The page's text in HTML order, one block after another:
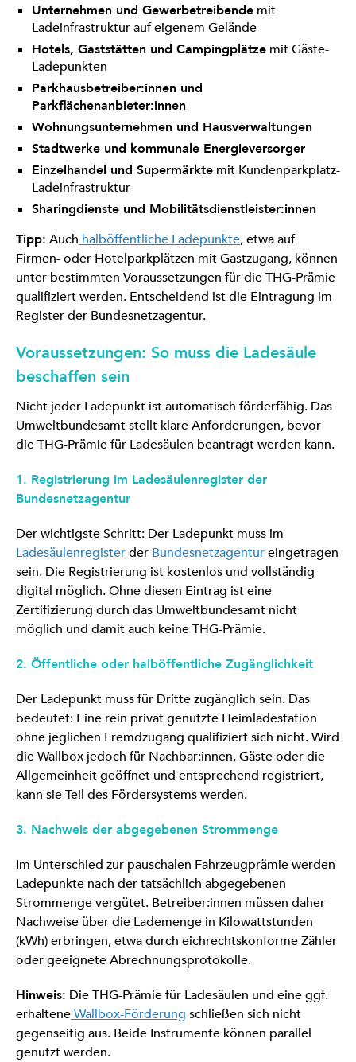
Unternehmen und Gewerbetreibende mit
Ladeinfrastruktur auf eigenem Gelände
Hotels, Gaststätten und Campingplätze mit Gäste-
Ladepunkten
Parkhausbetreiber:innen und
Parkflächenanbieter:innen
Wohnungsunternehmen und Hausverwaltungen
Stadtwerke und kommunale Energieversorger
Einzelhandel und Supermärkte mit Kundenparkplatz-
Ladeinfrastruktur
Sharingdienste und Mobilitätsdienstleister:innen
Tipp: Auch halböffentliche Ladepunkte, etwa auf
Firmen- oder Hotelparkplätzen mit Gastzugang, können
unter bestimmten Voraussetzungen für die THG-Prämie
qualifiziert werden. Entscheidend ist die Eintragung im
Register der Bundesnetzagentur.
Voraussetzungen: So muss die Ladesäule
beschaffen sein
Nicht jeder Ladepunkt ist automatisch förderfähig. Das
Umweltbundesamt stellt klare Anforderungen, bevor
die THG-Prämie für Ladesäulen beantragt werden kann.
1. Registrierung im Ladesäulenregister der
Bundesnetzagentur
Der wichtigste Schritt: Der Ladepunkt muss im
Ladesäulenregisterder Bundesnetzagentureingetragen
sein. Die Registrierung ist kostenlos und vollständig
digital möglich. Ohne diesen Eintrag ist eine
Zertifizierung durch das Umweltbundesamt nicht
möglich und damit auch keine THG-Prämie.
2. Öffentliche oder halböffentliche Zugänglichkeit
Der Ladepunkt muss für Dritte zugänglich sein. Das
bedeutet: Eine rein privat genutzte Heimladestation
ohne jeglichen Fremdzugang qualifiziert sich nicht. Wird
die Wallbox jedoch für Nachbar:innen, Gäste oder die
Allgemeinheit geöffnet und entsprechend registriert,
kann sie Teil des Fördersystems werden.
3. Nachweis der abgegebenen Strommenge
Im Unterschied zur pauschalen Fahrzeugprämie werden
Ladepunkte nach der tatsächlich abgegebenen
Strommenge vergütet. Betreiber:innen müssen daher
Nachweise über die Lademenge in Kilowattstunden
(kWh) erbringen, etwa durch eichrechtskonforme Zähler
oder geeignete Abrechnungsprotokolle.
Hinweis: Die THG-Prämie für Ladesäulen und eine ggf.
erhalteneWallbox-Förderung schließen sich nicht
gegenseitig aus. Beide Instrumente können parallel
genutzt werden.